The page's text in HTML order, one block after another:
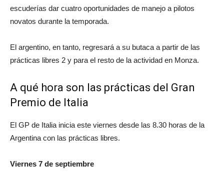
escuderías dar cuatro oportunidades de manejo a pilotos
novatos durante la temporada.
El argentino, en tanto, regresará a su butaca a partir de las
prácticas libres 2 y para el resto de la actividad en Monza.
A qué hora son las prácticas del Gran
Premio de Italia
El GP de Italia inicia este viernes desde las 8.30 horas de la
Argentina con las prácticas libres.
Viernes 7 de septiembre